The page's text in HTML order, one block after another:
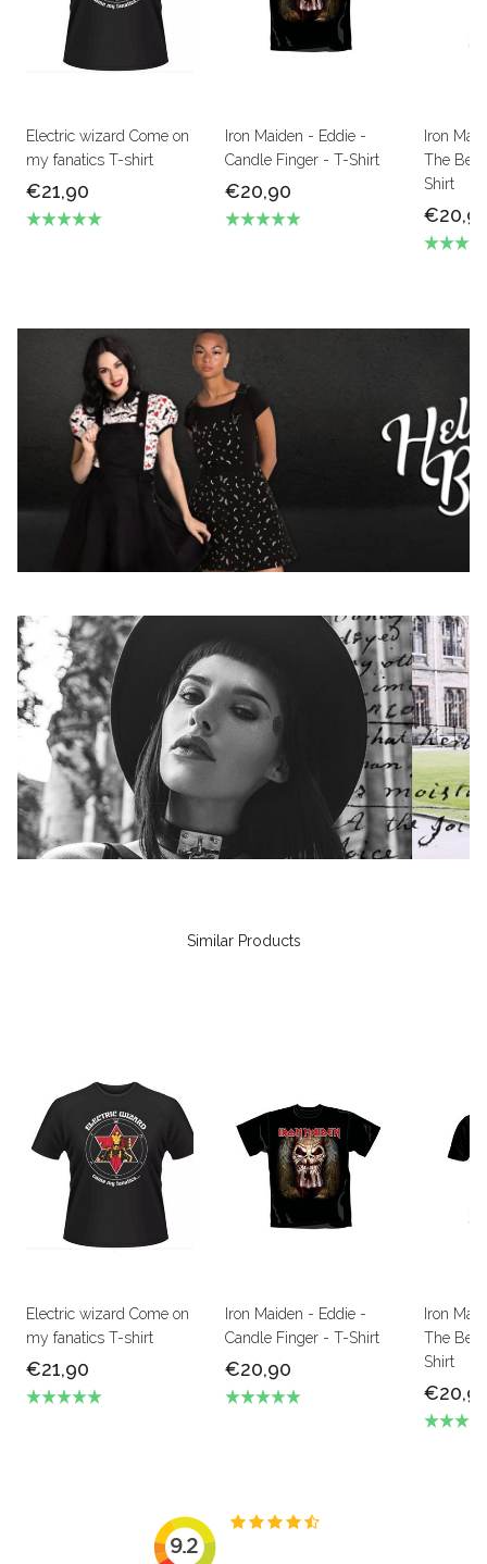
Electric wizard Come on
my fanatics T-shirt
€21,90
Iron Maiden - Eddie -
Candle Finger - T-Shirt
€20,90
Iron
The
Shirt
Similar Products
Electric wizard Come on
my fanatics T-shirt
€21,90
Iron Maiden - Eddie -
Candle Finger - T-Shirt
€20,90
Iron
The
Shirt